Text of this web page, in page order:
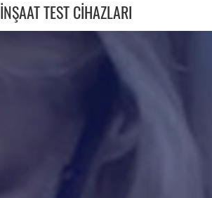
İNŞAAT TEST CIHAZLARI